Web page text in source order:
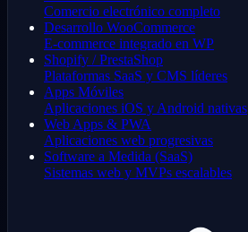
Comercio electrónico completo
Desarrollo WooCommerce
E-commerce integrado en WP
Shopify / PrestaShop
Plataformas SaaS y CMS líderes
Apps Móviles
Aplicaciones iOS y Android nativas
Web Apps & PWA
Aplicaciones web progresivas
Software a Medida (SaaS)
Sistemas web y MVPs escalables